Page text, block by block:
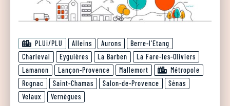
PLUi/PLU Alleins Aurons
Berre-l'Etang
Charleval
Eyguières La Barben
La Fare-les-Oliviers
Lamanon
Lançon-Provence Mallemort
Métropole
Rognac
Saint-Chamas Salon-de-Provence
Sénas
Velaux
Vernègues